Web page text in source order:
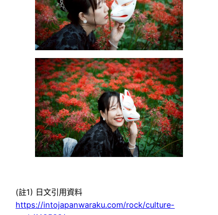
(註1) 日文引用資料
https://intojapanwaraku.com/rock/culture-